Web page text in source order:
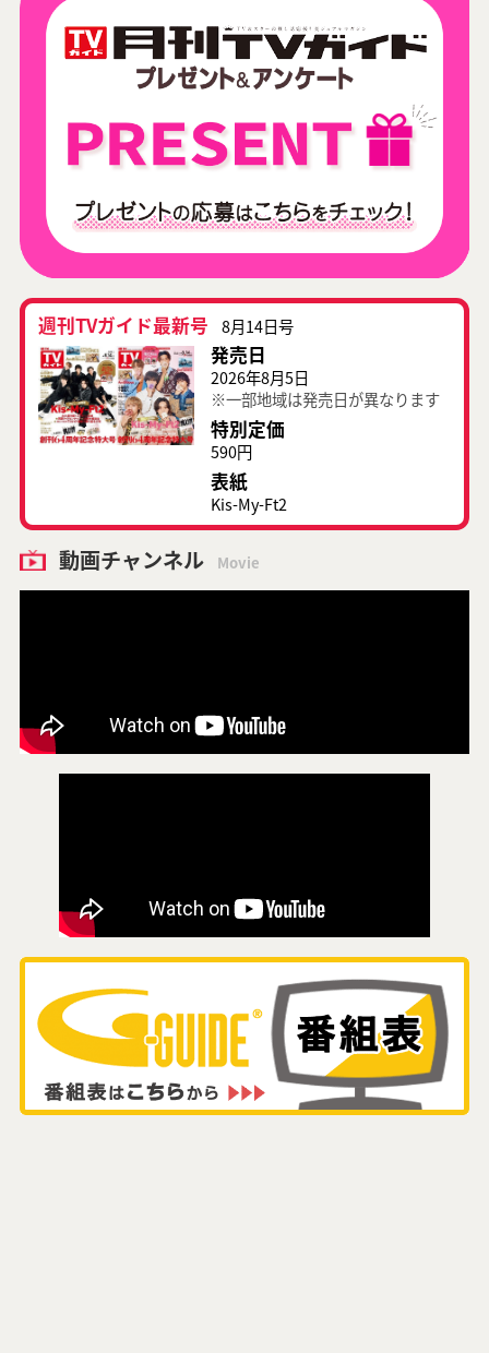
週刊TVガイド最新号 8月14日号
発売日
2026年8月5日
※一部地域は発売日が異なります
特別定価
590円
表紙
Kis-My-Ft2
動画チャンネル Movie